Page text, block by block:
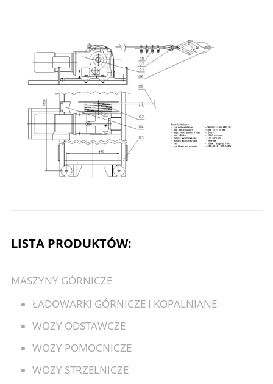
LISTA PRODUKTÓW:
MASZYNY GÓRNICZE
ŁADOWARKI GÓRNICZE I KOPALNIANE
WOZY ODSTAWCZE
WOZY POMOCNICZE
WOZY STRZELNICZE